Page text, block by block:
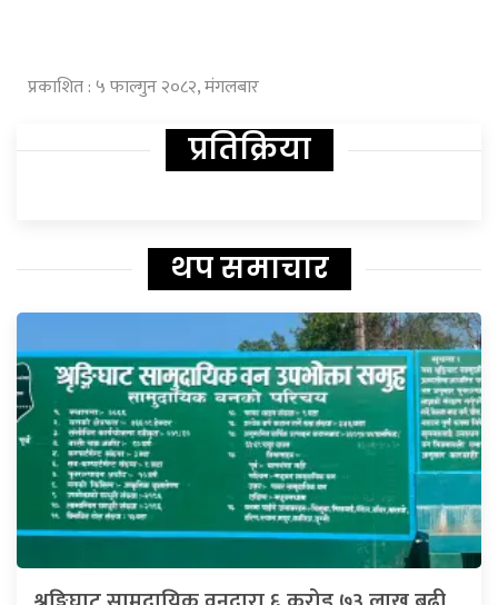
प्रकाशित : ५ फाल्गुन २०८२, मंगलबार
प्रतिक्रिया
थप समाचार